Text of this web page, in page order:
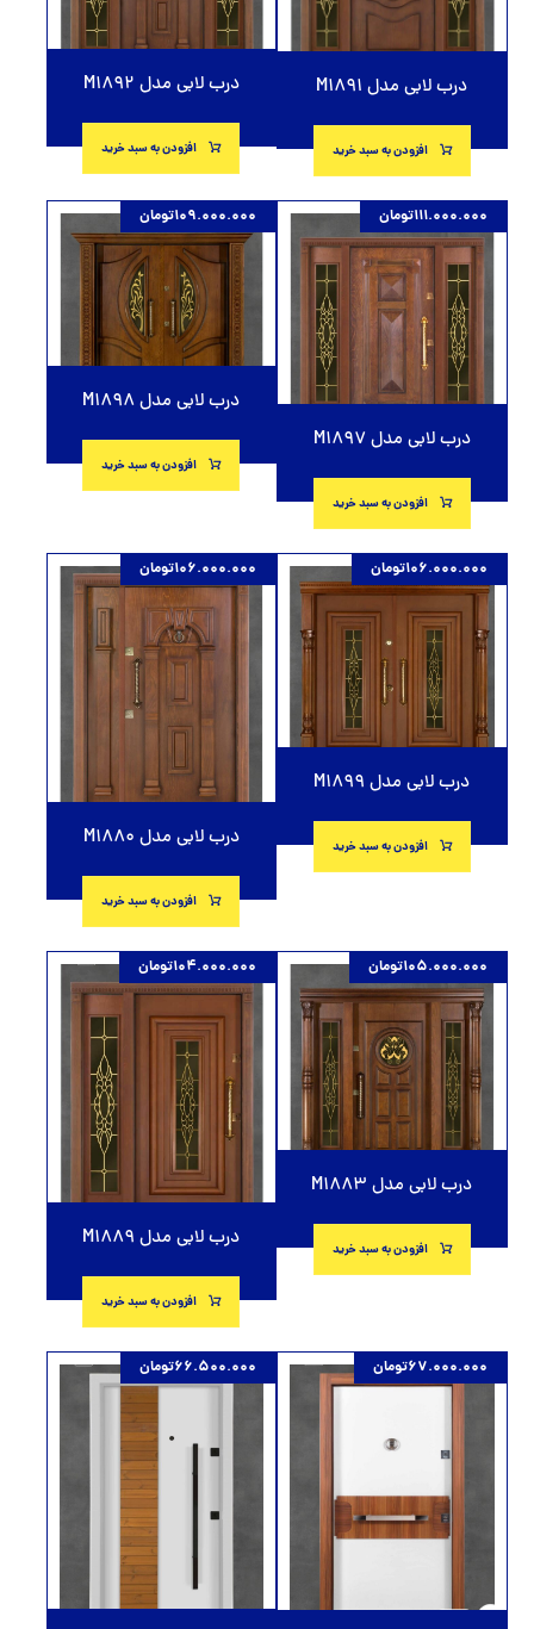
درب لابی مدل M1891
افزودن به سبد خرید
درب لابی مدل M1892
افزودن به سبد خرید
درب لابی مدل M1897
111.000.000تومان
افزودن به سبد خرید
درب لابی مدل M1898
109.000.000تومان
افزودن به سبد خرید
درب لابی مدل M1899
106.000.000تومان
افزودن به سبد خرید درب لابی مدل M1880
106.000.000تومان
افزودن به سبد خرید
درب لابی مدل M1883
105.000.000تومان
افزودن به سبد خرید درب لابی مدل M1889
104.000.000تومان
افزودن به سبد خرید
67.000.000تومان 66.500.000تومان